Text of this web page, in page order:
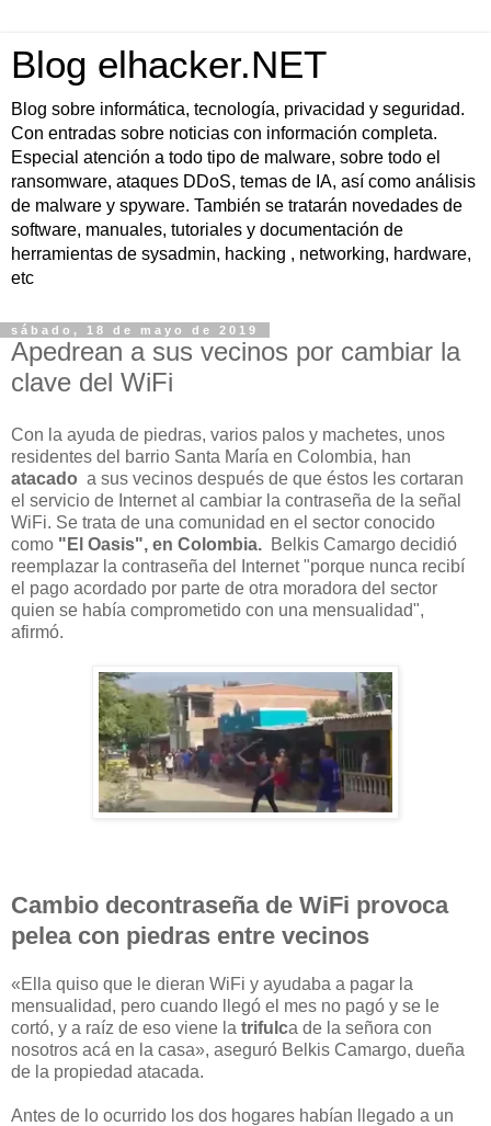
Blog elhacker.NET
Blog sobre informática, tecnología, privacidad y seguridad.
Con entradas sobre noticias con información completa.
Especial atención a todo tipo de malware, sobre todo el
ransomware, ataques DDoS, temas de IA, así como análisis
de malware y spyware. También se tratarán novedades de
software, manuales, tutoriales y documentación de
herramientas de sysadmin, hacking , networking, hardware,
etc
sábado, 18 de mayo de 2019
Apedrean a sus vecinos por cambiar la
clave del WiFi
Con la ayuda de piedras, varios palos y machetes, unos
residentes del barrio Santa María en Colombia, han
atacado a sus vecinos después de que éstos les cortaran
el servicio de Internet al cambiar la contraseña de la señal
WiFi. Se trata de una comunidad en el sector conocido
como "El Oasis", en Colombia. Belkis Camargo decidió
reemplazar la contraseña del Internet "porque nunca recibí
el pago acordado por parte de otra moradora del sector
quien se había comprometido con una mensualidad",
afirmó.
Cambio decontraseña de WiFi provoca
pelea con piedras entre vecinos
«Ella quiso que le dieran WiFi y ayudaba a pagar la
mensualidad, pero cuando llegó el mes no pagó y se le
cortó, y a raíz de eso viene la trifulca de la señora con
nosotros acá en la casa», aseguró Belkis Camargo, dueña
de la propiedad atacada.
Antes de lo ocurrido los dos hogares habían llegado a un